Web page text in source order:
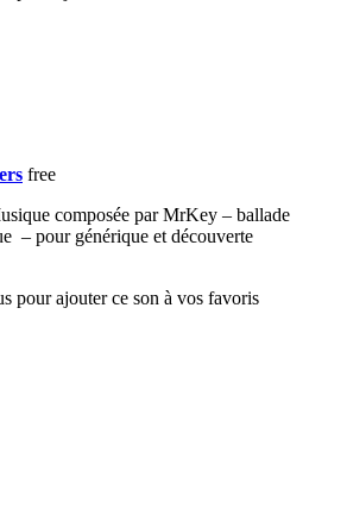
free
composée par MrKey – ballade
– pour générique et découverte